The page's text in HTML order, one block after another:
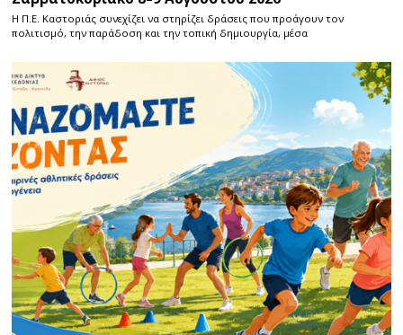
Η Π.E. Καστοριάς συνεχίζει να στηρίζει δράσεις που προάγουν τον
πολιτισμό, την παράδοση και την τοπική δημιουργία, μέσα